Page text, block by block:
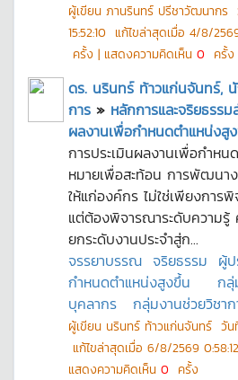
ผู้เขียน ภานรินทร์ ปรีชาวัฒนากร
15:52:10 แก้ไขล่าสุดเมื่อ 4/8/
ครั้ง | แสดงความคิดเห็น 0 ครั้ง
ดร. นรินทร์ ท้าวแก่นจันทร์,
การ » หลักการและจริยธรร
ผลงานเพื่อกำหนดตำแหน่งสู
การประเมินผลงานเพื่อกำหน
หมายเพื่อสะท้อน การพัฒนา
ให้แก่องค์กร ไม่ใช่เพียงการ
แต่ต้องพิจารณาระดับความรู้
ยกระดับงานประจำสู่ก...
จรรยาบรรณ จริยธรรม ผู้
กำหนดตำแหน่งสูงขึ้น
กลุ่
บุคลากร
กลุ่มงานช่วยวิชาก
ผู้เขียน นรินทร์ ท้าวแก่นจันทร์ วัน
แก้ไขล่าสุดเมื่อ 6/8/2569 0:58:12
แสดงความคิดเห็น 0 ครั้ง